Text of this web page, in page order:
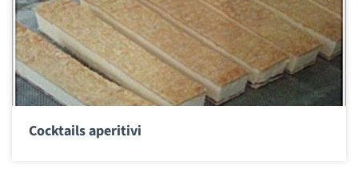
Cocktails aperitivi